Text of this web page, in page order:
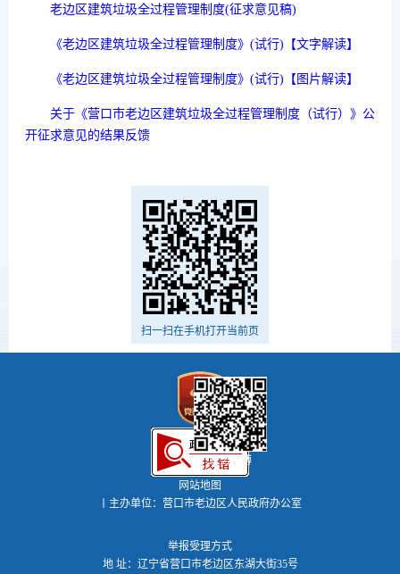
老边区建筑垃圾全过程管理制度(征求意见稿)
《老边区建筑垃圾全过程管理制度》(试行)【文字解读】
《老边区建筑垃圾全过程管理制度》(试行)【图片解读】
关于《营口市老边区建筑垃圾全过程管理制度（试行）》公
开征求意见的结果反馈
扫一扫在手机打开当前页
政务微博
网站地图
丨主办单位：营口市老边区人民政府办公室
举报受理方式
地 址：辽宁省营口市老边区东湖大街35号